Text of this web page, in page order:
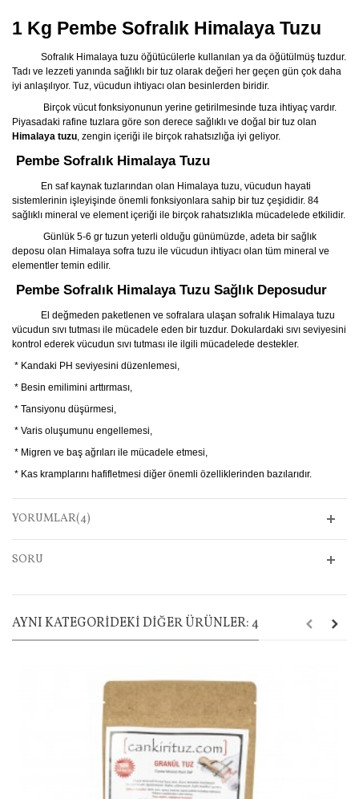
1 Kg Pembe Sofralık Himalaya Tuzu
Sofralık Himalaya tuzu öğütücülerle kullanılan ya da öğütülmüş tuzdur.
Tadı ve lezzeti yanında sağlıklı bir tuz olarak değeri her geçen gün çok daha
iyi anlaşılıyor. Tuz, vücudun ihtiyacı olan besinlerden biridir.
Birçok vücut fonksiyonunun yerine getirilmesinde tuza ihtiyaç vardır.
Piyasadaki rafine tuzlara göre son derece sağlıklı ve doğal bir tuz olan
Himalaya tuzu, zengin içeriği ile birçok rahatsızlığa iyi geliyor.
Pembe Sofralık Himalaya Tuzu
En saf kaynak tuzlarından olan Himalaya tuzu, vücudun hayati
sistemlerinin işleyişinde önemli fonksiyonlara sahip bir tuz çeşididir. 84
sağlıklı mineral ve element içeriği ile birçok rahatsızlıkla mücadelede etkilidir.
Günlük 5-6 gr tuzun yeterli olduğu günümüzde, adeta bir sağlık
deposu olan Himalaya sofra tuzu ile vücudun ihtiyacı olan tüm mineral ve
elementler temin edilir.
Pembe Sofralık Himalaya Tuzu Sağlık Deposudur
El değmeden paketlenen ve sofralara ulaşan sofralık Himalaya tuzu
vücudun sıvı tutması ile mücadele eden bir tuzdur. Dokulardaki sıvı seviyesini
kontrol ederek vücudun sıvı tutması ile ilgili mücadelede destekler.
* Kandaki PH seviyesini düzenlemesi,
* Besin emilimini arttırması,
* Tansiyonu düşürmesi,
* Varis oluşumunu engellemesi,
* Migren ve baş ağrıları ile mücadele etmesi,
* Kas kramplarını hafifletmesi diğer önemli özelliklerinden bazılarıdır.
YORUMLAR(4)
SORU
AYNI KATEGORIDEKI DIĞER ÜRÜNLER: 4